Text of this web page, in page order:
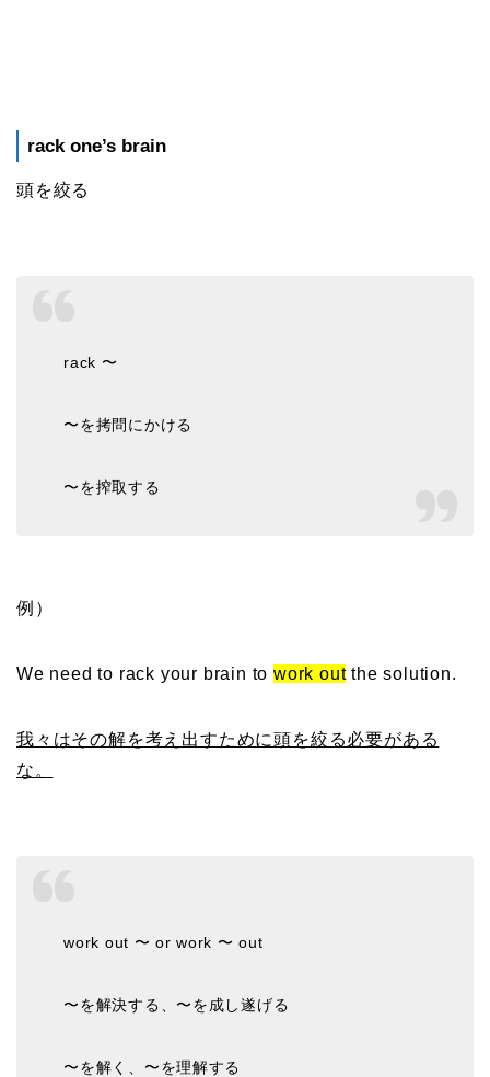
rack one’s brain
頭を絞る
rack 〜
〜を拷問にかける
〜を搾取する
例）
We need to rack your brain towork outthe solution.
我々はその解を考え出すために頭を絞る必要がある
な。
work out 〜 or work 〜 out
〜を解決する、〜を成し遂げる
〜を解く、〜を理解する